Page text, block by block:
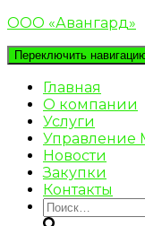
ООО «Авангард»
Переключить
Главная
О компании
Услуги
Управление
Новости
Закупки
Контакты
Найти: